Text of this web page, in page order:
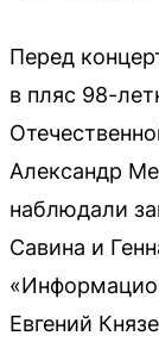
Перед
в пляс 98-
Александр
наблюдали
Савина и
Евгений